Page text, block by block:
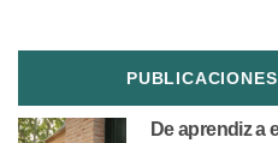
De aprendiz a